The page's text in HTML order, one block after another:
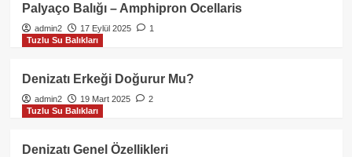
Palyaço Balığı – Amphipron Ocellaris
admin2 17 Eylül 2025
1
Tuzlu Su Balıkları
Denizatı Erkeği Doğurur Mu?
admin2 19 Mart 2025
2
Tuzlu Su Balıkları
Denizatı Genel Özellikleri